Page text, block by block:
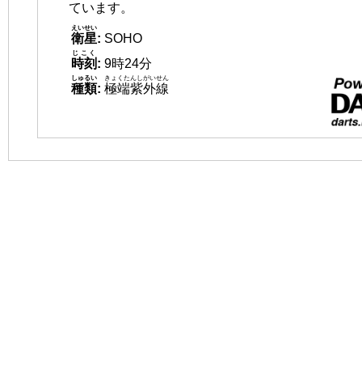
ています。
衛星
えいせい
: SOHO
時刻
じこく
: 9時24分
種類
しゅるい
: 極端紫外線
きょくたんしがいせん